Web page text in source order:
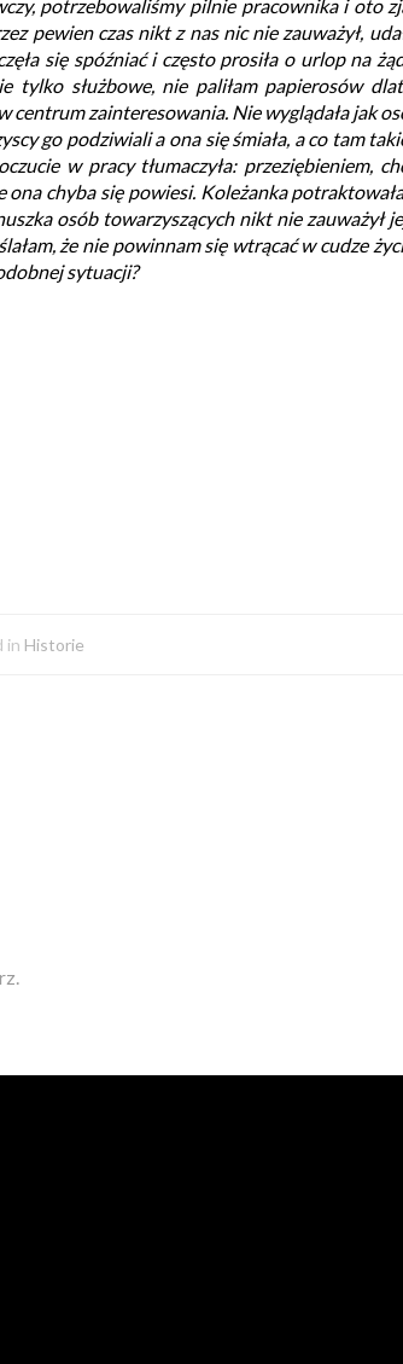
potrzebowaliśmy pilnie pracownika i oto
pewien czas nikt z nas nic nie zauważył,
się spóźniać i często prosiła o urlop na
tylko służbowe, nie paliłam papierosów
centrum zainteresowania. Nie wyglądała jak
go podziwiali a ona się śmiała, a co tam
w pracy tłumaczyła:
ona chyba się powiesi. Koleżanka
osób towarzyszących nikt nie
że nie powinnam się wtrącać w cudze
sytuacji?
in Historie